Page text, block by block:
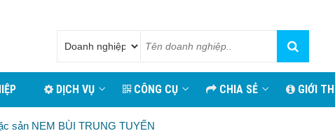
DỊCH VỤ CÔNG CỤ CHIA SẺ GIỚI
sản NEM BÙI TRUNG TUYẾN